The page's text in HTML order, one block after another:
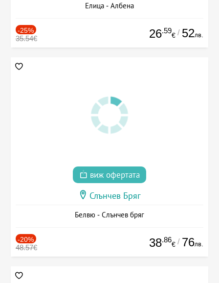
Елица - Албена
-25%
35.54€ 26.59
€ / 52лв.
виж офертата
Слънчев Бряг
Белвю - Слънчев бряг
-20%
48.57€ 38.86
€ / 76лв.